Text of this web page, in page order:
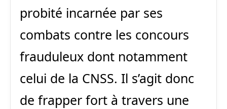
probité incarnée par ses
combats contre les concours
frauduleux dont notamment
celui de la CNSS. Il s’agit donc
de frapper fort à travers une